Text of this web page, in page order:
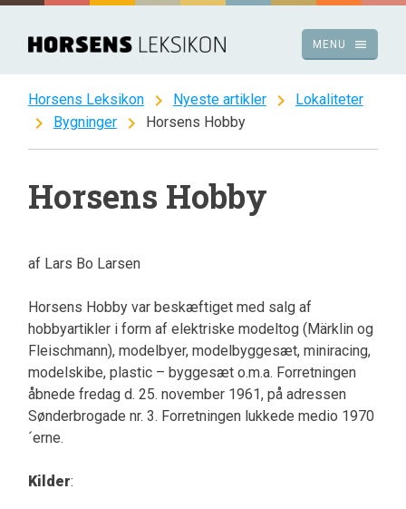
Spring
indhold
menu
MENU
Horsens Leksikon chevron_right Nyeste artikler chevron_right Lokaliteter
chevron_right Bygninger chevron_right Horsens Hobby
Horsens Hobby
af Lars Bo Larsen
Horsens Hobby var beskæftiget med salg af
hobbyartikler i form af elektriske modeltog (Märklin og
Fleischmann), modelbyer, modelbyggesæt, miniracing,
modelskibe, plastic – byggesæt o.m.a. Forretningen
åbnede fredag d. 25. november 1961, på adressen
Sønderbrogade nr. 3. Forretningen lukkede medio 1970
´erne.
Kilder: